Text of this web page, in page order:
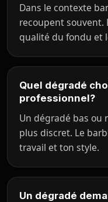
Dans le contexte
recoupent
qualité du fondu et
Quel dégradé
professionnel?
Un dégradé bas ou
plus discret. Le
travail et ton style.
Un dégradé